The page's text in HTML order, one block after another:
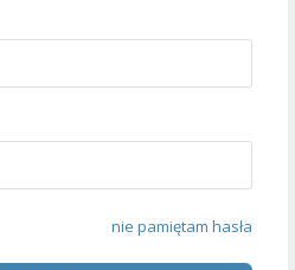
nie pamiętam hasła